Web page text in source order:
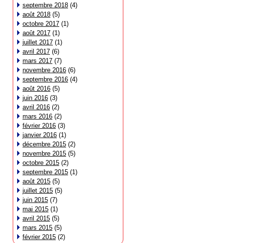
septembre 2018 (4)
août 2018 (5)
octobre 2017 (1)
août 2017 (1)
juillet 2017 (1)
avril 2017 (6)
mars 2017 (7)
novembre 2016 (6)
septembre 2016 (4)
août 2016 (5)
juin 2016 (3)
avril 2016 (2)
mars 2016 (2)
février 2016 (3)
janvier 2016 (1)
décembre 2015 (2)
novembre 2015 (5)
octobre 2015 (2)
septembre 2015 (1)
août 2015 (5)
juillet 2015 (5)
juin 2015 (7)
mai 2015 (1)
avril 2015 (5)
mars 2015 (5)
février 2015 (2)